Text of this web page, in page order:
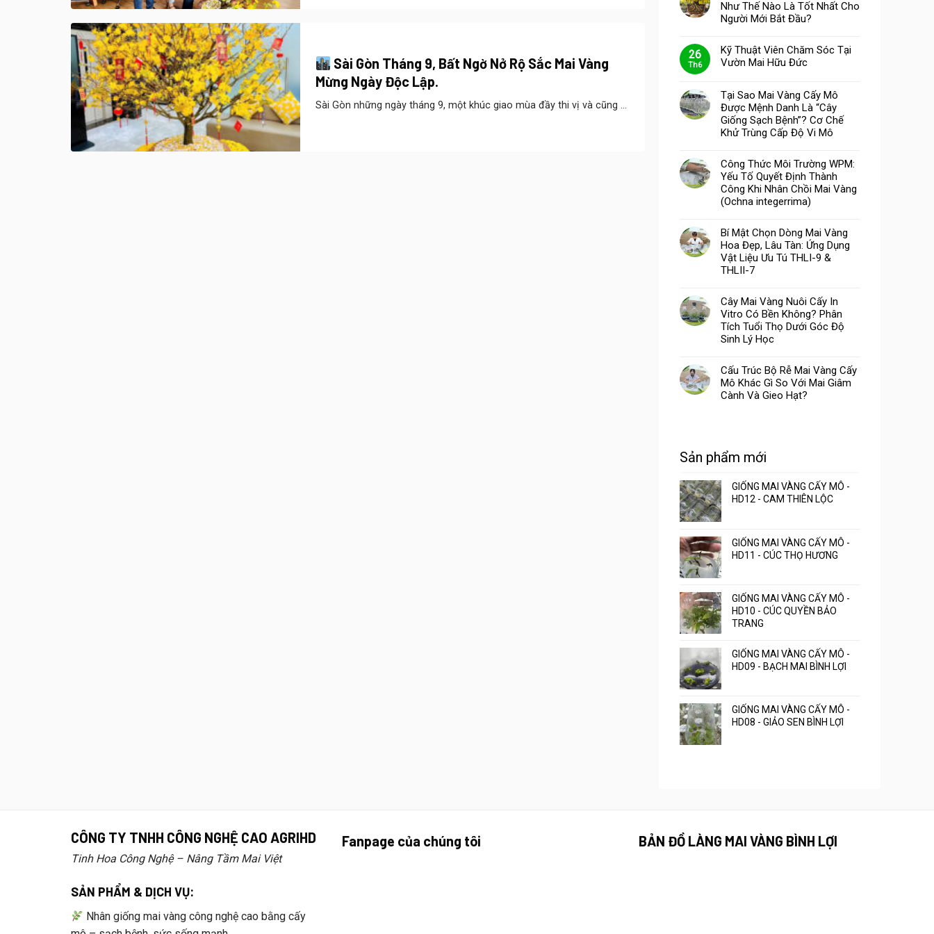
Sài Gòn Tháng 9, Bất Ngờ Nở Rộ Sắc Mai Vàng
Mừng Ngày Độc Lập.
Sài Gòn những ngày tháng 9, một khúc giao mùa đầy thi vị và cũng ...
Như Thế Nào Là Tốt Nhất Cho
Người Mới Bắt Đầu?
26
Th6
Kỹ Thuật Viên Chăm Sóc Tại
Vườn Mai Hữu Đức
Tại Sao Mai Vàng Cấy Mô
Được Mệnh Danh Là “Cây
Giống Sạch Bệnh”? Cơ Chế
Khử Trùng Cấp Độ Vi Mô
Công Thức Môi Trường WPM:
Yếu Tố Quyết Định Thành
Công Khi Nhân Chồi Mai Vàng
(Ochna integerrima)
Bí Mật Chọn Dòng Mai Vàng
Hoa Đẹp, Lâu Tàn: Ứng Dụng
Vật Liệu Ưu Tú THLI-9 &
THLII-7
Cây Mai Vàng Nuôi Cấy In
Vitro Có Bền Không? Phân
Tích Tuổi Thọ Dưới Góc Độ
Sinh Lý Học
Cấu Trúc Bộ Rễ Mai Vàng Cấy
Mô Khác Gì So Với Mai Giâm
Cành Và Gieo Hạt?
Sản phẩm mới
GIỐNG MAI VÀNG CẤY MÔ -
HD12 - CAM THIÊN LỘC
GIỐNG MAI VÀNG CẤY MÔ -
HD11 - CÚC THỌ HƯƠNG
GIỐNG MAI VÀNG CẤY MÔ -
HD10 - CÚC QUYỀN BẢO
TRANG
GIỐNG MAI VÀNG CẤY MÔ -
HD09 - BẠCH MAI BÌNH LỢI
GIỐNG MAI VÀNG CẤY MÔ -
HD08 - GIẢO SEN BÌNH LỢI
CÔNG TY TNHH CÔNG NGHỆ CAO AGRIHD
Tinh Hoa Công Nghệ – Nâng Tầm Mai Việt
SẢN PHẨM & DỊCH VỤ:
Nhân giống mai vàng công nghệ cao bằng cấy
Fanpage của chúng tôi BẢN ĐỒ LÀNG MAI VÀNG BÌNH LỢI